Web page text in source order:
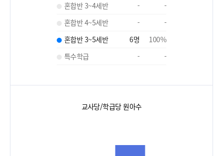
혼합반 3~4세반
-
-
혼합반 4~5세반
-
-
혼합반 3~5세반
6명 100%
특수학급
- -
교사당/학급당 원아수